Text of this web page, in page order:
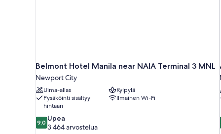
Belmont Hotel Manila near NAIA Terminal 3 MNL
Newport City
Uima-allas
Kylpylä
Pysäköinti sisältyy
hintaan
Ilmainen Wi-Fi
9.0
kautta
9,0 Upea
3 464 arvostelua